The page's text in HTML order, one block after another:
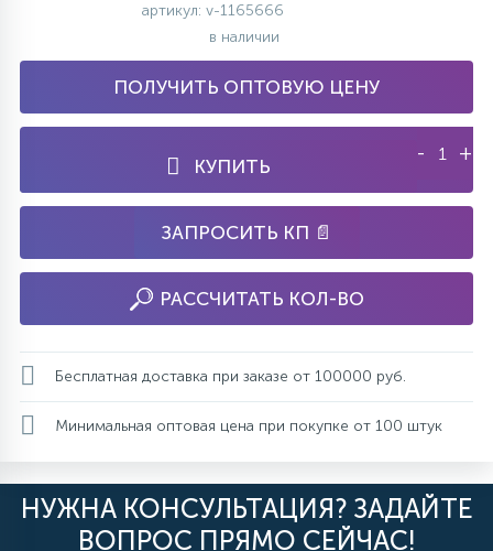
артикул: v-1165666
в наличии
ПОЛУЧИТЬ ОПТОВУЮ ЦЕНУ
КУПИТЬ
- +
ЗАПРОСИТЬ КП 📄
РАССЧИТАТЬ КОЛ-ВО
Бесплатная доставка при заказе от 100000 руб.
Минимальная оптовая цена при покупке от 100 штук
НУЖНА КОНСУЛЬТАЦИЯ? ЗАДАЙТЕ
ВОПРОС ПРЯМО СЕЙЧАС!